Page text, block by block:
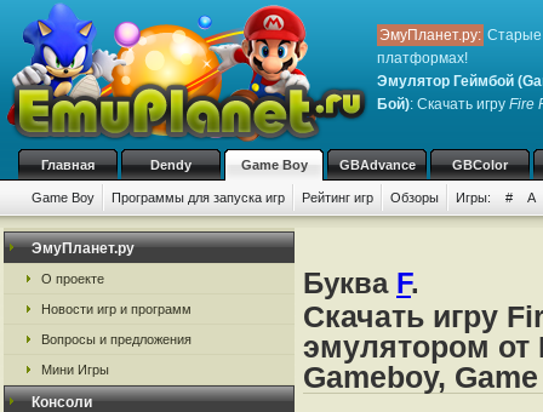
ЭмуПланет.ру: Старые
платформах!
Эмулятор Геймбой
Бой): Скачать игру Fire
Главная Dendy Game Boy GBAdvance GBColor
Game Boy Программы для запуска игр Рейтинг игр Обзоры Игры: # A
ЭмуПланет.ру
О проекте
Новости игр и программ
Вопросы и предложения
Мини Игры
Консоли
Буква F.
Скачать игру
эмулятором от
Gameboy,